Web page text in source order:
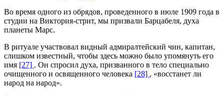
Во время одного из обрядов, проведенного в июле 1909 года в
студии на Виктория-стрит, мы призвали Барцабеля, духа
планеты Марс.
В ритуале участвовал видный адмиралтейский чин, капитан,
слишком известный, чтобы здесь можно было упомянуть его
имя [27] . Он спросил духа, призванного в тело специально
очищенного и освященного человека [28] , «восстанет ли
народ на народ».